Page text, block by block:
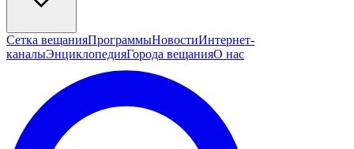
Сетка вещанияПрограммыНовостиИнтернет-
каналыЭнциклопедияГорода вещанияО нас